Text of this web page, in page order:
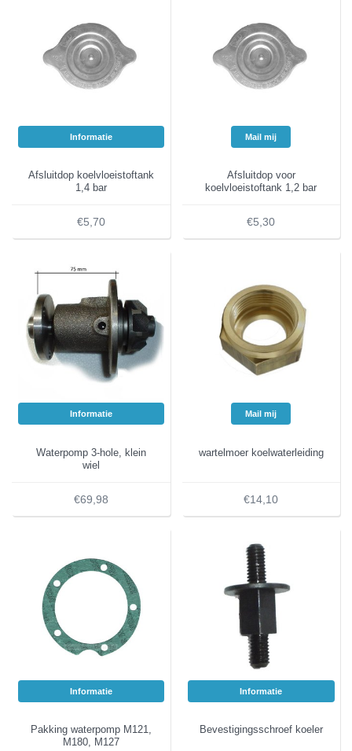
Informatie
Afsluitdop koelvloeistoftank
1,4 bar
€5,70
Mail mij
Afsluitdop voor
koelvloeistoftank 1,2 bar
€5,30
Informatie
Waterpomp 3-hole, klein
wiel
€69,98
Mail mij
wartelmoer koelwaterleiding
€14,10
Informatie
Pakking waterpomp M121,
M180, M127
Informatie
Bevestigingsschroef koeler